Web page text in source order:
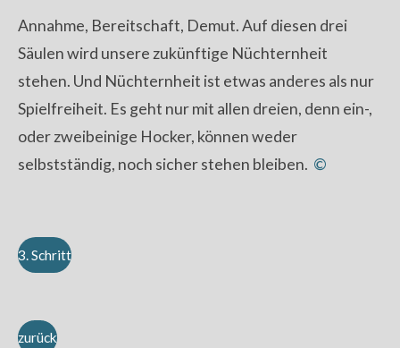
Annahme, Bereitschaft, Demut. Auf diesen drei
Säulen wird unsere zukünftige Nüchternheit
stehen. Und Nüchternheit ist etwas anderes als nur
Spielfreiheit. Es geht nur mit allen dreien, denn ein-,
oder zweibeinige Hocker, können weder
selbstständig, noch sicher stehen bleiben. ©
3. Schritt
zurück